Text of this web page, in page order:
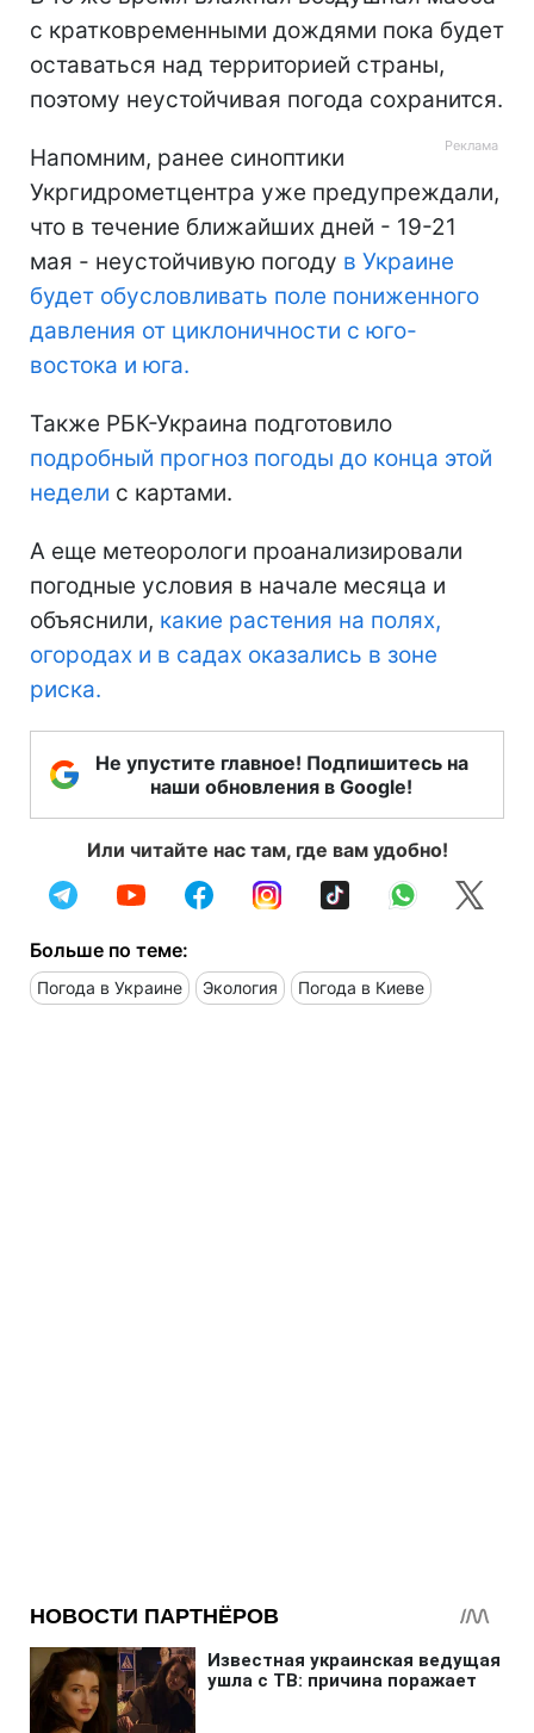
с кратковременными дождями пока будет
оставаться над территорией страны,
поэтому неустойчивая погода сохранится.
Напомним, ранее синоптики
Укргидрометцентра уже предупреждали,
что в течение ближайших дней - 19-21
мая - неустойчивую погоду в Украине
будет обусловливать поле пониженного
давления от циклоничности с юго-
востока и юга.
Также РБК-Украина подготовило
подробный прогноз погоды до конца этой
недели с картами.
А еще метеорологи проанализировали
погодные условия в начале месяца и
объяснили, какие растения на полях,
огородах и в садах оказались в зоне
риска.
Не упустите главное! Подпишитесь на
наши обновления в Google!
Или читайте нас там, где вам удобно!
Больше по теме:
Погода в Украине Экология Погода в Киеве